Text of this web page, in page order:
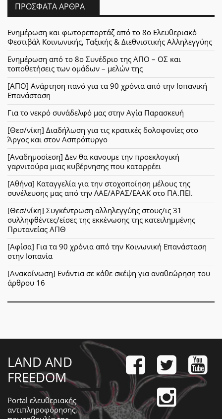
ΠΡΌΣΦΑΤΑ ΆΡΘΡΑ
Ενημέρωση και φωτορεπορτάζ από το 8ο Ελευθεριακό
Φεστιβάλ Κοινωνικής, Ταξικής & Διεθνιστικής Αλληλεγγύης
Ενημέρωση από το 8ο Συνέδριο της ΑΠΟ – ΟΣ και
τοποθετήσεις των ομάδων – μελών της
[ΑΠΟ] Ανάρτηση πανό για τα 90 χρόνια από την Ισπανική
Επανάσταση
Για το νεκρό συνάδελφό μας στην Αγία Παρασκευή
[Θεσ/νίκη] Διαδήλωση για τις κρατικές δολοφονίες στο
Άργος και στον Ασπρόπυργο
[Αναδημοσίεση] Δεν θα κανουμε την προεκλογική
γαρνιτούρα μιας κυβέρνησης που καταρρέει
[Αθήνα] Καταγγελία για την στοχοποίηση μέλους της
συνέλευσης μας από την ΛΑΕ/ΑΡΑΣ/ΕΑΑΚ στο ΠΑ.ΠΕΙ.
[Θεσ/νίκη] Συγκέντρωση αλληλεγγύης στους/ις 31
συλληφθέντες/είσες της εκκένωσης της κατειλημμένης
Πρυτανείας ΑΠΘ
[Αφίσα] Για τα 90 χρόνια από την Κοινωνική Επανάσταση
στην Ισπανία
[Ανακοίνωση] Ενάντια σε κάθε σκέψη για αναθεώρηση του
άρθρου 16
LAND AND
FREEDOM
Portal ελευθεριακής
αντιπληροφόρησης,